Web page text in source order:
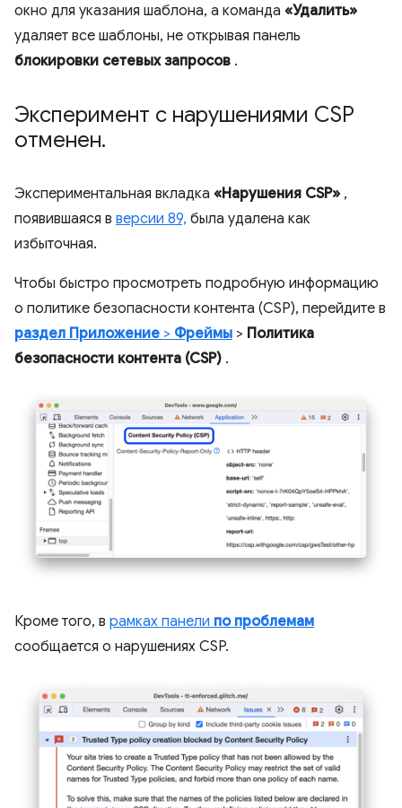
окно для указания шаблона, а команда «Удалить»
удаляет все шаблоны, не открывая панель
блокировки сетевых запросов .
Эксперимент с нарушениями CSP
отменен.
Экспериментальная вкладка «Нарушения CSP» ,
появившаяся в версии 89, была удалена как
избыточная.
Чтобы быстро просмотреть подробную информацию
о политике безопасности контента (CSP), перейдите в
раздел Приложение > Фреймы > Политика
безопасности контента (CSP) .
Кроме того, в рамках панели по проблемам
сообщается о нарушениях CSP.